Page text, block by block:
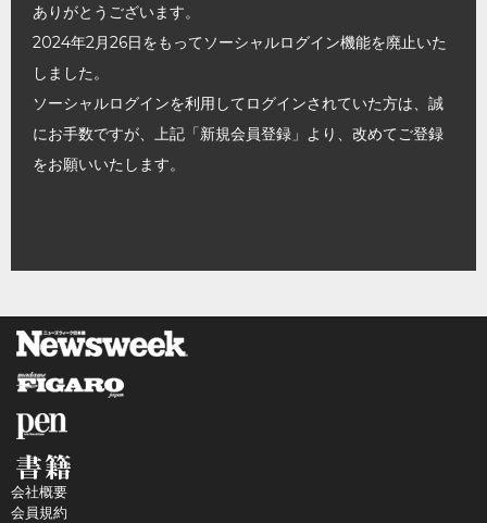
ありがとうございます。
2024年2月26日をもってソーシャルログイン機能を廃止いた
しました。
ソーシャルログインを利用してログインされていた方は、誠
にお手数ですが、上記「新規会員登録」より、改めてご登録
をお願いいたします。
会社概要
会員規約